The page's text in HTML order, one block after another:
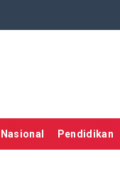
Nasional Pendidikan